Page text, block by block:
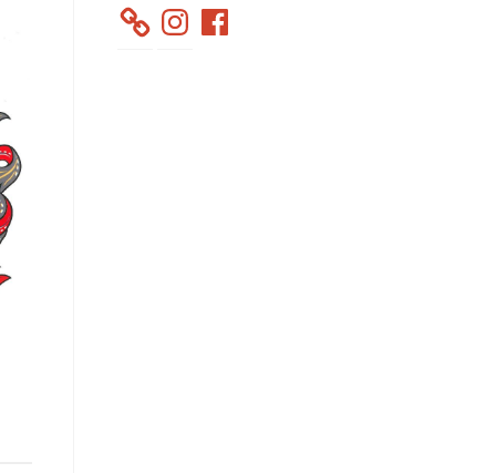
InstagramFacebook